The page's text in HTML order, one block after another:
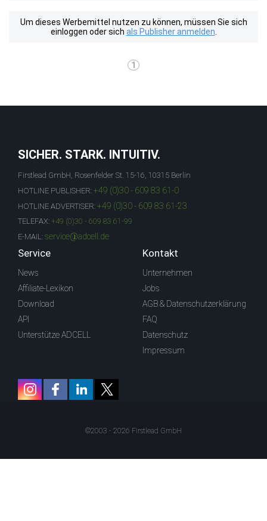
Um dieses Werbemittel nutzen zu können, müssen Sie sich
einloggen oder sich als Publisher anmelden
1
SICHER. STARK. INTUITIV.
Firstlead GmbH, Rosenfelder St. 15-16, 10315 Berlin
HOTLINE PUBLISHER: +49 (0)30 - 609 83 61-0
HOTLINE ADVERTISER: +49 (0)30 - 609 83 61-23
TELEFAX: +49 (0)30 - 609 83 61-99
E-MAIL: service@adcell.de
Service
News
Affiliate-Lexikon
Download
API
Unterstütze ADCELL
Kontakt
Unternehmen
Jobs
AGB & Datenschutzerklärung
FAQ
Datenschutz
Impressum
©2003 - 2026 Firstlead GmbH